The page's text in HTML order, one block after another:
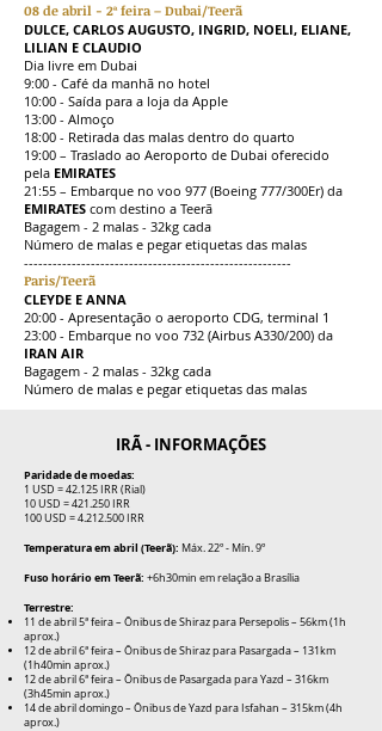
08 de abril - 2ª feira – Dubai/Teerã
DULCE, CARLOS AUGUSTO, INGRID, NOELI, ELIANE,
LILIAN E CLAUDIO
Dia livre em Dubai
9:00 - Café da manhã no hotel
10:00 - Saída para a loja da Apple
13:00 - Almoço
18:00 - Retirada das malas dentro do quarto
19:00 – Traslado ao Aeroporto de Dubai oferecido
pela EMIRATES
21:55 – Embarque no voo 977 (Boeing 777/300Er) da
EMIRATES com destino a Teerã
Bagagem - 2 malas - 32kg cada
Número de malas e pegar etiquetas das malas
--------------------------------------------------------
Paris/Teerã
CLEYDE E ANNA
20:00 - Apresentação o aeroporto CDG, terminal 1
23:00 - Embarque no voo 732 (Airbus A330/200) da
IRAN AIR
Bagagem - 2 malas - 32kg cada
Número de malas e pegar etiquetas das malas
IRÃ - INFORMAÇÕES
Paridade de moedas:
1 USD = 42.125 IRR (Rial)
10 USD = 421.250 IRR
100 USD =4.212.500IRR
Temperatura em abril (Teerã): Máx. 22º - Mín. 9º
Fuso horário em Teerã: +6h30min em relação a Brasília
Terrestre:
11 de abril 5ª feira – Ônibus de Shiraz para Persepolis – 56km (1h
aprox.)
12 de abril 6ª feira – Ônibus de Shiraz para Pasargada – 131km
(1h40min aprox.)
12 de abril 6ª feira – Ônibus de Pasargada para Yazd – 316km
(3h45min aprox.)
14 de abril domingo – Ônibus de Yazd para Isfahan – 315km (4h
aprox.)